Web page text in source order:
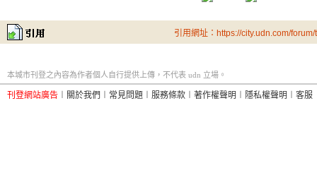
引用網址：https://city.udn.com/
本城市刊登之內容為作者個人自行提供上傳，不代表 udn 立場。
刊登網站廣告 關於我們 常見問題 服務條款 著作權聲明 隱私權聲明 客服